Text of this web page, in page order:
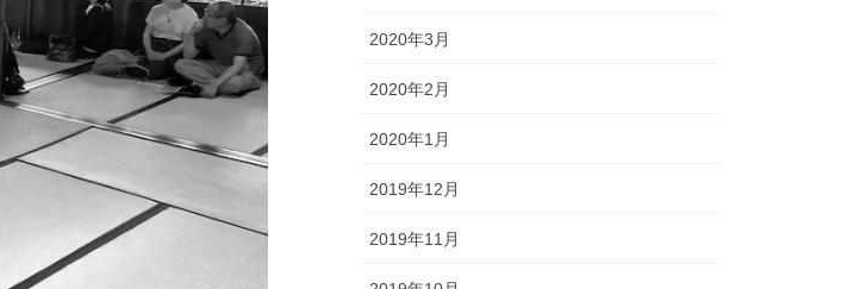
2020年3月
2020年2月
2020年1月
2019年12月
2019年11月